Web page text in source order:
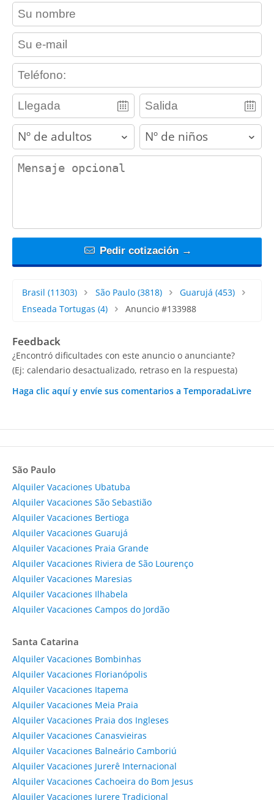
contact_name
contact_email
contact_phone
adults children
contact_message
Pedir cotización →
Brasil (11303) São Paulo(3818) Guarujá (453)
Enseada Tortugas (4) Anuncio #133988
Feedback
¿Encontró dificultades con este anuncio o anunciante?
(Ej: calendario desactualizado, retraso en la respuesta)
Haga clic aquí y envíe sus comentarios a TemporadaLivre
São Paulo
Alquiler Vacaciones Ubatuba
Alquiler Vacaciones São Sebastião
Alquiler Vacaciones Bertioga
Alquiler Vacaciones Guarujá
Alquiler Vacaciones Praia Grande
Alquiler Vacaciones Riviera de São Lourenço
Alquiler Vacaciones Maresias
Alquiler Vacaciones Ilhabela
Alquiler Vacaciones Campos do Jordão
Santa Catarina
Alquiler Vacaciones Bombinhas
Alquiler Vacaciones Florianópolis
Alquiler Vacaciones Itapema
Alquiler Vacaciones Meia Praia
Alquiler Vacaciones Praia dos Ingleses
Alquiler Vacaciones Canasvieiras
Alquiler Vacaciones Balneário Camboriú
Alquiler Vacaciones Jurerê Internacional
Alquiler Vacaciones Cachoeira do Bom Jesus
Alquiler Vacaciones Jurere Tradicional